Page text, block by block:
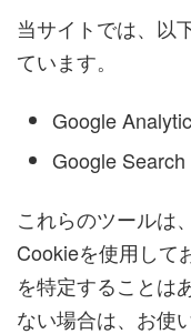
当サイトでは、以
ています。
Google
Google Search
これらのツールは
Cookieを使用して
を特定することは
ない場合は、お使